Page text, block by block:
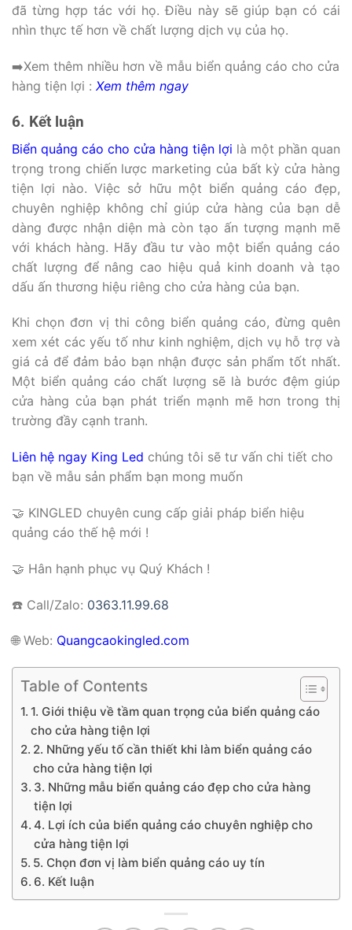
đã từng hợp tác với họ. Điều này sẽ giúp bạn có cái
nhìn thực tế hơn về chất lượng dịch vụ của họ.
➡️Xem thêm nhiều hơn về mẫu biển quảng cáo cho cửa
hàng tiện lợi : Xem thêm ngay
6. Kết luận
Biển quảng cáo cho cửa hàng tiện lợi là một phần quan
trọng trong chiến lược marketing của bất kỳ cửa hàng
tiện lợi nào. Việc sở hữu một biển quảng cáo đẹp,
chuyên nghiệp không chỉ giúp cửa hàng của bạn dễ
dàng được nhận diện mà còn tạo ấn tượng mạnh mẽ
với khách hàng. Hãy đầu tư vào một biển quảng cáo
chất lượng để nâng cao hiệu quả kinh doanh và tạo
dấu ấn thương hiệu riêng cho cửa hàng của bạn.
Khi chọn đơn vị thi công biển quảng cáo, đừng quên
xem xét các yếu tố như kinh nghiệm, dịch vụ hỗ trợ và
giá cả để đảm bảo bạn nhận được sản phẩm tốt nhất.
Một biển quảng cáo chất lượng sẽ là bước đệm giúp
cửa hàng của bạn phát triển mạnh mẽ hơn trong thị
trường đầy cạnh tranh.
Liên hệ ngay King Led chúng tôi sẽ tư vấn chi tiết cho
bạn về mẫu sản phẩm bạn mong muốn
🤝 KINGLED chuyên cung cấp giải pháp biển hiệu
quảng cáo thế hệ mới !
🤝 Hân hạnh phục vụ Quý Khách !
☎️ Call/Zalo: 0363.11.99.68
🌐Web: Quangcaokingled.com
Table of Contents
1. Giới thiệu về tầm quan trọng của biển quảng cáo
cho cửa hàng tiện lợi
2. Những yếu tố cần thiết khi làm biển quảng cáo
cho cửa hàng tiện lợi
3. Những mẫu biển quảng cáo đẹp cho cửa hàng
tiện lợi
4. Lợi ích của biển quảng cáo chuyên nghiệp cho
cửa hàng tiện lợi
5. Chọn đơn vị làm biển quảng cáo uy tín
6. Kết luận